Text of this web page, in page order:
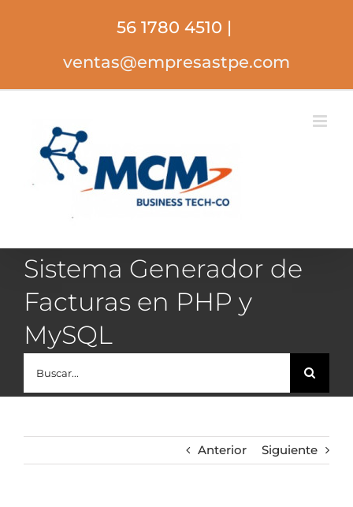
56 1780 4510 |
ventas@empresastpe.com
Sistema Generador de
Facturas en PHP y
MySQL
Anterior Siguiente